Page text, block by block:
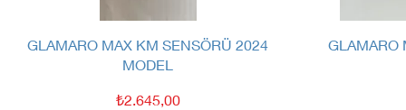
Hızlı Bakış
GLAMARO MAX KM SENSÖRÜ 2024
MODEL
Fiyat
₺2.645,00
GLAMARO